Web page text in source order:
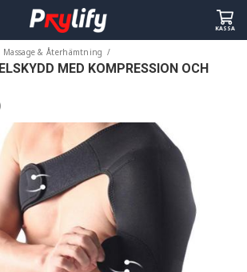
KASSA
Massage & Återhämtning /
och Stöd
MED KOMPRESSION OCH